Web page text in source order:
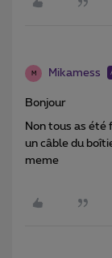
M Mikamess
Bonjour
Non tous as été
un câble du
meme